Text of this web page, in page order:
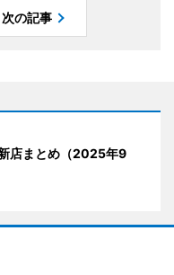
次の記事
店まとめ（2025年9